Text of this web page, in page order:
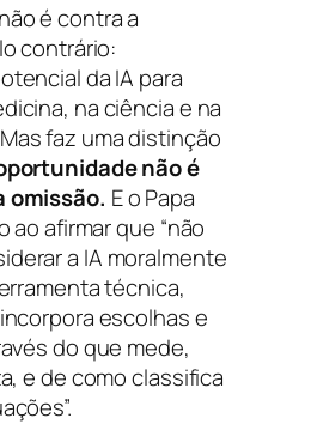
é contra a
contrário:
da IA para
na ciência e na
faz uma distinção
não é
omissão. E o Papa
ao afirmar que “não
a IA moralmente
técnica,
escolhas e
do que mede,
e de como classifica